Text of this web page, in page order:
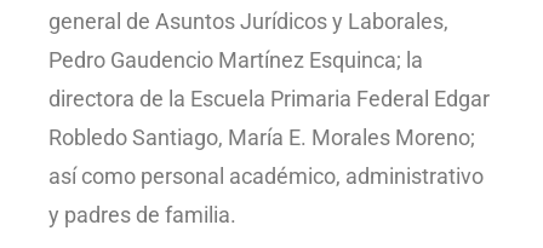
general de Asuntos Jurídicos y Laborales,
Pedro Gaudencio Martínez Esquinca; la
directora de la Escuela Primaria Federal Edgar
Robledo Santiago, María E. Morales Moreno;
así como personal académico, administrativo
y padres de familia.